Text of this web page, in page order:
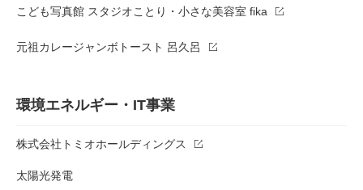
こども写真館 スタジオことり・小さな美容室 fika
元祖カレージャンボトースト 呂久呂
環境エネルギー・IT事業
株式会社トミオホールディングス
太陽光発電